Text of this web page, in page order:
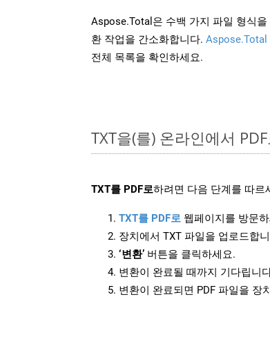
Aspose.Total은 수백 가지 파일 형식
환 작업을 간소화합니다. Aspose.Total
전체 목록을 확인하세요.
TXT을(를) 온라인에서
TXT를 PDF로하려면 다음 단계를 따르
TXT를 PDF로 웹페이지를 방문
장치에서 TXT 파일을 업로드합
‘변환’ 버튼을 클릭하세요.
변환이 완료될 때까지 기다립니
변환이 완료되면 PDF 파일을 장